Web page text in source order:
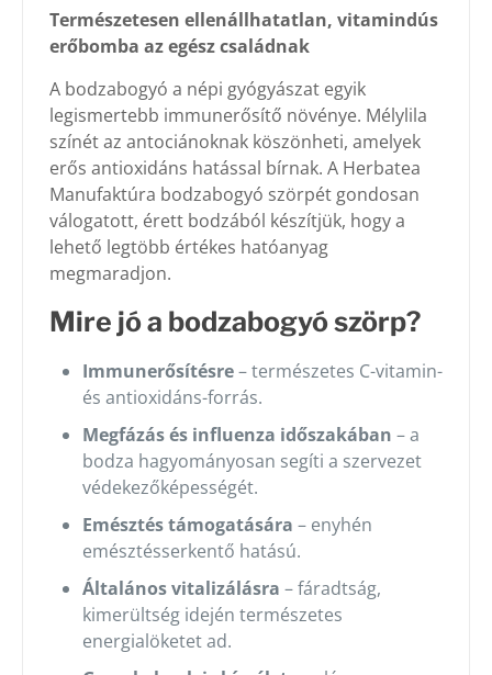
Természetesen ellenállhatatlan, vitamindús
erőbomba az egész családnak
A bodzabogyó a népi gyógyászat egyik
legismertebb immunerősítő növénye. Mélylila
színét az antociánoknak köszönheti, amelyek
erős antioxidáns hatással bírnak. A Herbatea
Manufaktúra bodzabogyó szörpét gondosan
válogatott, érett bodzából készítjük, hogy a
lehető legtöbb értékes hatóanyag
megmaradjon.
Mire jó a bodzabogyó szörp?
Immunerősítésre– természetes C-vitamin-
és antioxidáns-forrás.
Megfázás és influenza időszakában – a
bodza hagyományosan segíti a szervezet
védekezőképességét.
Emésztés támogatására – enyhén
emésztésserkentő hatású.
Általános vitalizálásra – fáradtság,
kimerültség idején természetes
energialöketet ad.